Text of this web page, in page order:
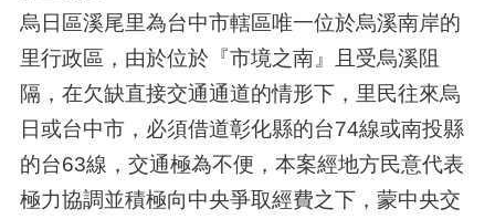
烏日區溪尾里為台中市轄區唯一位於烏溪南岸的
里行政區，由於位於『市境之南』且受烏溪阻
隔，在欠缺直接交通通道的情形下，里民往來烏
日或台中市，必須借道彰化縣的台74線或南投縣
的台63線，交通極為不便，本案經地方民意代表
極力協調並積極向中央爭取經費之下，蒙中央交